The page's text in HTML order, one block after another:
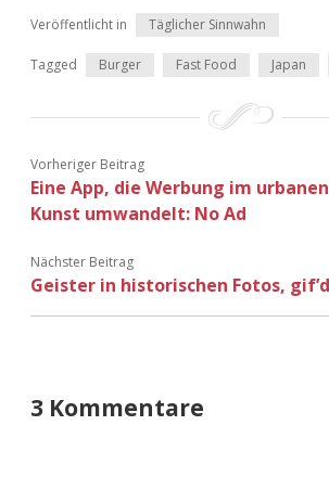
Veröffentlicht in Täglicher Sinnwahn
Tagged Burger Fast Food Japan
Vorheriger Beitrag
Eine App, die Werbung im
Kunst umwandelt: No Ad
Nächster Beitrag
Geister in historischen Fotos, gif’d
3 Kommentare